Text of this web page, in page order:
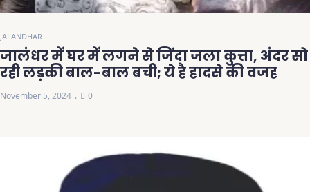
JALANDHAR
जालंधर में घर में लगने से जिंदा जला कुत्ता, अंदर सो
रही लड़की बाल-बाल बची; ये है हादसे की वजह
November 5, 2024 0